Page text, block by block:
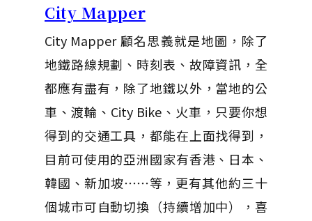
City Mapper
City Mapper 顧名思義就是地圖，除了
地鐵路線規劃、時刻表、故障資訊，全
都應有盡有，除了地鐵以外，當地的公
車、渡輪、City Bike、火車，只要你想
得到的交通工具，都能在上面找得到，
目前可使用的亞洲國家有香港、日本、
韓國、新加坡⋯⋯等，更有其他約三十
個城市可自動切換（持續增加中），喜